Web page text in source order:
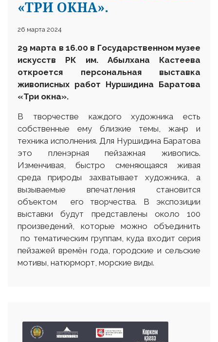
«ТРИ ОКНА».
26 марта 2024
29 марта в 16.00 в Государственном музее
искусств РК им. Абылхана Кастеева
откроется персональная выставка
живописных работ Нуршидина Баратова
«Три окна».
В творчестве каждого художника есть
собственные ему близкие темы, жанр и
техника исполнения. Для Нуршидина Баратова
это пленэрная пейзажная живопись.
Изменчивая, быстро сменяющаяся живая
среда природы захватывает художника, а
вызываемые впечатления становится
объектом его творчества. В экспозиции
выставки будут представлены около 100
произведений, которые можно объединить
по тематическим группам, куда входит серия
пейзажей времён года, городские и сельские
мотивы, натюрморт, морские виды.